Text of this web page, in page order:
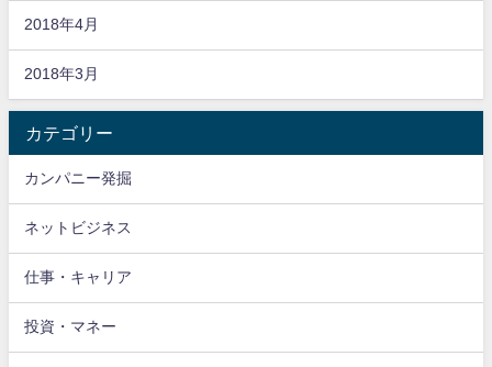
2018年4月
2018年3月
カテゴリー
カンパニー発掘
ネットビジネス
仕事・キャリア
投資・マネー